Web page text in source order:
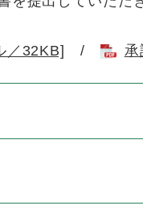
／32KB]
/